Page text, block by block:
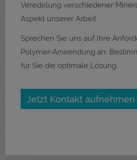
Veredelung verschiedener
Aspekt unserer Arbeit.
Sprechen Sie uns auf Ihre
Polymer-Anwendung an.
für Sie die optimale Lösung.
Jetzt Kontakt aufnehmen